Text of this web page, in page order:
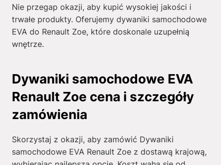
Nie przegap okazji, aby kupić wysokiej jakości i
trwałe produkty. Oferujemy dywaniki samochodowe
EVA do Renault Zoe, które doskonale uzupełnią
wnętrze.
Dywaniki samochodowe EVA
Renault Zoe cena i szczegóły
zamówienia
Skorzystaj z okazji, aby zamówić Dywaniki
samochodowe EVA Renault Zoe z dostawą krajową,